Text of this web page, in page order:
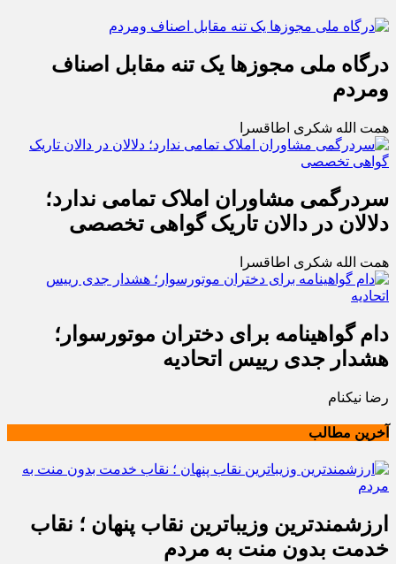
درگاه ملی مجوزها یک تنه مقابل اصناف
ومردم
همت الله شکری اطاقسرا
سردرگمی مشاوران املاک تمامی ندارد؛
دلالان در دالان تاریک گواهی تخصصی
همت الله شکری اطاقسرا
دام گواهینامه برای دختران موتورسوار؛
هشدار جدی رییس اتحادیه
رضا نیکنام
آخرین مطالب
ارزشمندترین وزیباترین نقاب پنهان ؛ نقاب
خدمت بدون منت به مردم